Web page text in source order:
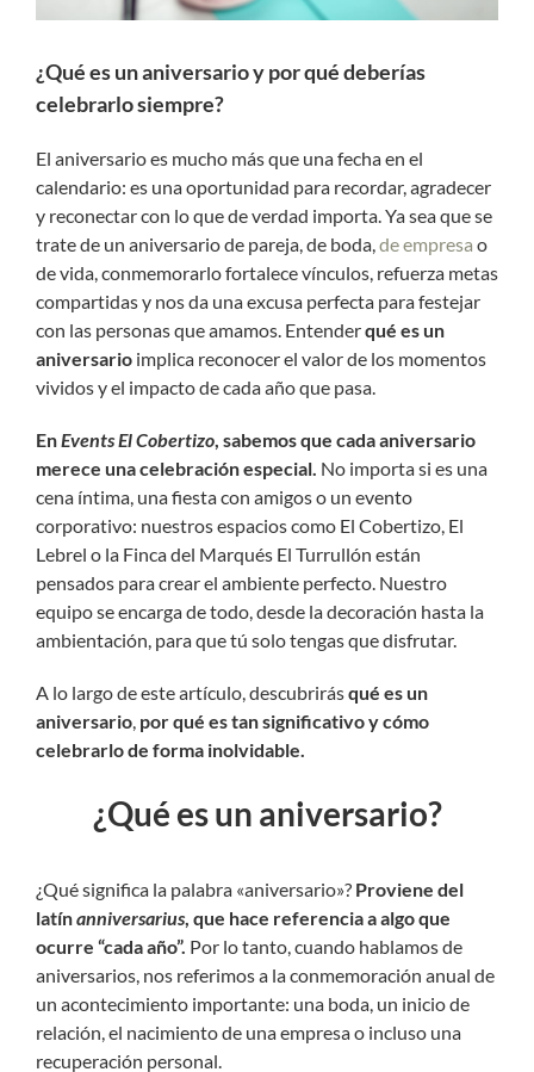
¿Qué es un aniversario y por qué deberías
celebrarlo siempre?
El aniversario es mucho más que una fecha en el
calendario: es una oportunidad para recordar, agradecer
y reconectar con lo que de verdad importa. Ya sea que se
trate de un aniversario de pareja, de boda,de empresa o
de vida, conmemorarlo fortalece vínculos, refuerza metas
compartidas y nos da una excusa perfecta para festejar
con las personas que amamos. Entenderqué es un
aniversarioimplica reconocer el valor de los momentos
vividos y el impacto de cada año que pasa.
EnEvents El Cobertizo, sabemos que cada aniversario
merece una celebración especial. No importa si es una
cena íntima, una fiesta con amigos o un evento
corporativo: nuestros espacios como El Cobertizo, El
Lebrel o la Finca del Marqués El Turrullón están
pensados para crear el ambiente perfecto. Nuestro
equipo se encarga de todo, desde la decoración hasta la
ambientación, para que tú solo tengas que disfrutar.
A lo largo de este artículo, descubrirásqué es un
aniversario,por qué es tan significativo y cómo
celebrarlo de forma inolvidable.
¿Qué es un aniversario?
¿Qué significa la palabra «aniversario»? Proviene del
latínanniversarius, que hace referencia a algo que
ocurre “cada año”. Por lo tanto, cuando hablamos de
aniversarios, nos referimos a la conmemoración anual de
un acontecimiento importante: una boda, un inicio de
relación, el nacimiento de una empresa o incluso una
recuperación personal.